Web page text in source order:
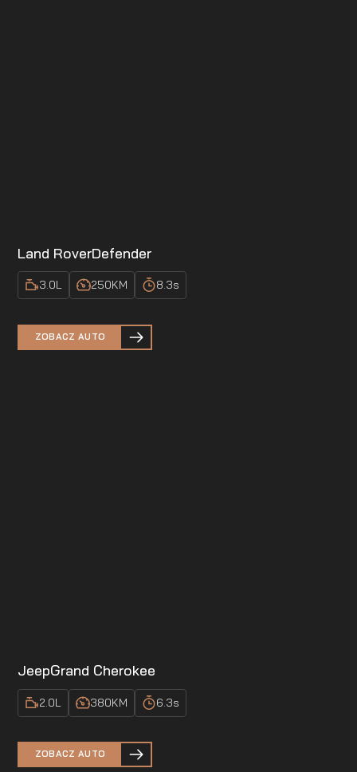
Land RoverDefender
3.0L 250KM 8.3s
ZOBACZ AUTO
JeepGrand Cherokee
2.0L 380KM 6.3s
ZOBACZ AUTO